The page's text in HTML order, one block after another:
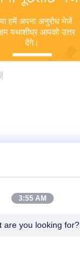
हमें अपना अनुरोध भेजें
यथाशीघ्र आपको उत्तर
देंगे।
3:55 AM
are you looking for?